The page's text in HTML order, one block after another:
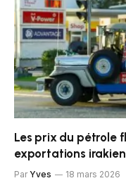
Les prix du pétrole
exportations
Par Yves 18 mars 2026